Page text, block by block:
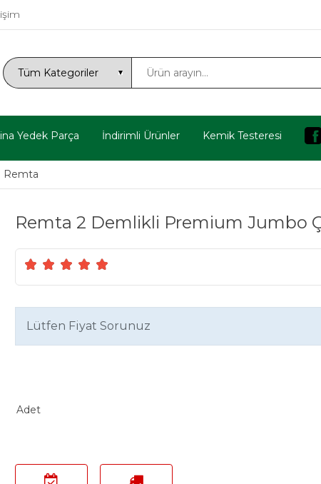
Yedek Parça İndirimli Ürünler Kemik Testeresi
Remta
Remta 2 Demlikli Premium Jumbo
Lütfen Fiyat Sorunuz
Adet